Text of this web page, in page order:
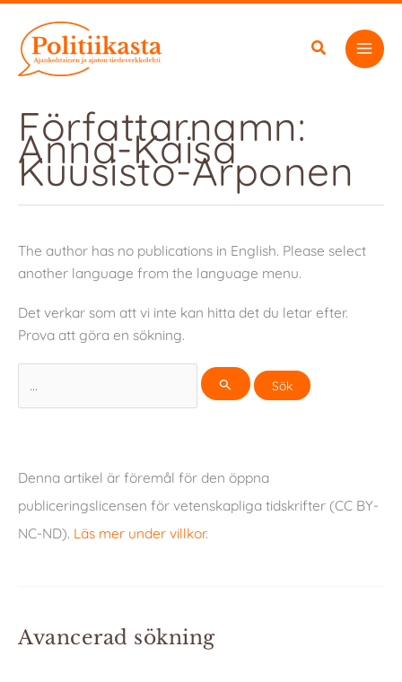
innehåll
Författarnamn:
Anna-Kaisa
Kuusisto-Arponen
The author has no publications in English. Please select
another language from the language menu.
Det verkar som att vi inte kan hitta det du letar efter.
Prova att göra en sökning.
efter:
Denna artikel är föremål för den öppna
publiceringslicensen för vetenskapliga tidskrifter (CC BY-
NC-ND). Läs mer under villkor.
Avancerad sökning